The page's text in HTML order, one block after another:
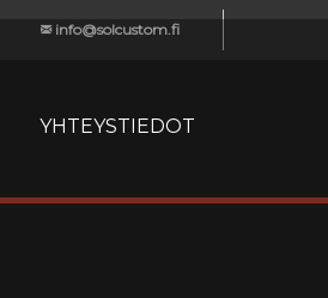
info@solcustom.fi
YHTEYSTIEDOT